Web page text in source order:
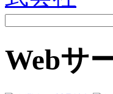
Webサ